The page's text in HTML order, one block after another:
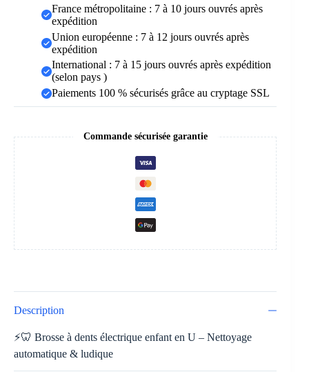
France métropolitaine : 7 à 10 jours ouvrés après
expédition
Union européenne : 7 à 12 jours ouvrés après
expédition
International : 7 à 15 jours ouvrés après expédition
(selon pays )
Paiements 100 % sécurisés grâce au cryptage SSL
Commande sécurisée garantie
Description
⚡🦷 Brosse à dents électrique enfant en U – Nettoyage
automatique & ludique